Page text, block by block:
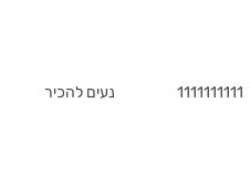
1111111111 נעים להכיר